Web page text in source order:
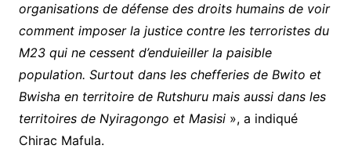
organisations de défense des droits humains de voir
comment imposer la justice contre les terroristes du
M23 qui ne cessent d’enduieiller la paisible
population. Surtout dans les chefferies de Bwito et
Bwisha en territoire de Rutshuru mais aussi dans les
territoires de Nyiragongo et Masisi », a indiqué
Chirac Mafula.